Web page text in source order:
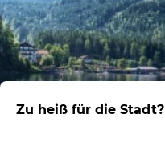
Zu heiß für die Stadt?